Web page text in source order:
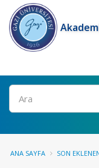
Ara
ANA SAYFA SON